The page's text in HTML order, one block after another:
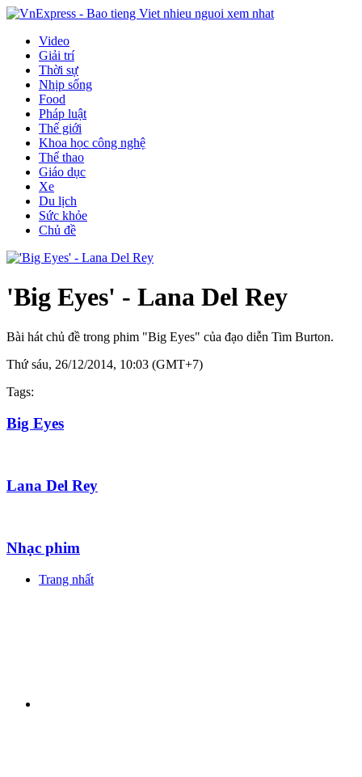
Video
Giải trí
Thời sự
Nhịp sống
Food
Pháp luật
Thế giới
Khoa học công nghệ
Thể thao
Giáo dục
Xe
Du lịch
Sức khỏe
Chủ đề
'Big Eyes' - Lana Del Rey
Bài hát chủ đề trong phim "Big Eyes" của đạo diễn Tim Burton.
Thứ sáu, 26/12/2014, 10:03 (GMT+7)
Tags:
Big Eyes
Lana Del Rey
Nhạc phim
Trang nhất